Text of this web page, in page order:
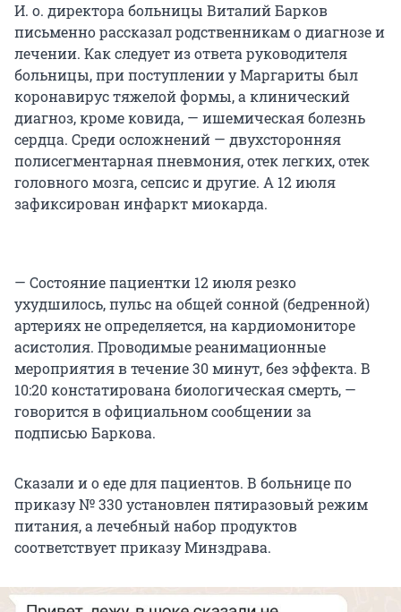
И. о. директора больницы Виталий Барков
письменно рассказал родственникам о диагнозе и
лечении. Как следует из ответа руководителя
больницы, при поступлении у Маргариты был
коронавирус тяжелой формы, а клинический
диагноз, кроме ковида, — ишемическая болезнь
сердца. Среди осложнений — двухсторонняя
полисегментарная пневмония, отек легких, отек
головного мозга, сепсис и другие. А 12 июля
зафиксирован инфаркт миокарда.
— Состояние пациентки 12 июля резко
ухудшилось, пульс на общей сонной (бедренной)
артериях не определяется, на кардиомониторе
асистолия. Проводимые реанимационные
мероприятия в течение 30 минут, без эффекта. В
10:20 констатирована биологическая смерть, —
говорится в официальном сообщении за
подписью Баркова.
Сказали и о еде для пациентов. В больнице по
приказу № 330 установлен пятиразовый режим
питания, а лечебный набор продуктов
соответствует приказу Минздрава.